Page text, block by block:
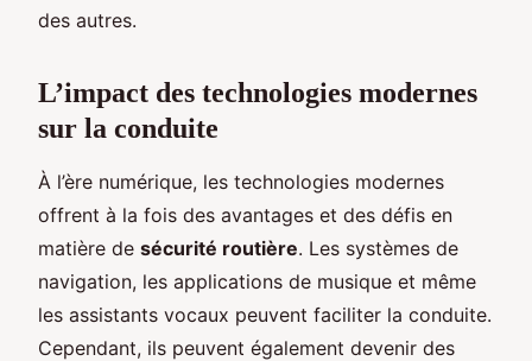
des autres.
L’impact des technologies modernes
sur la conduite
À l’ère numérique, les technologies modernes
offrent à la fois des avantages et des défis en
matière de sécurité routière. Les systèmes de
navigation, les applications de musique et même
les assistants vocaux peuvent faciliter la conduite.
Cependant, ils peuvent également devenir des